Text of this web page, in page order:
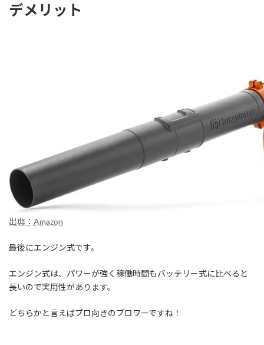
デメリット
出典：Amazon
最後にエンジン式です。
エンジン式は、パワーが強く稼働時間もバッテリー式に比べると
長いので実用性があります。
どちらかと言えばプロ向きのブロワーですね！